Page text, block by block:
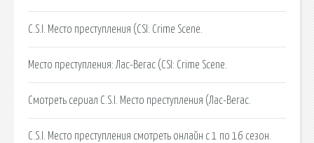
C.S.I. Место преступления (CSI: Crime Scene.
Место преступления: Лас-Вегас (CSI: Crime Scene.
Смотреть сериал C.S.I. Место преступления (Лас-Вегас.
C.S.I. Место преступления смотреть онлайн с 1 по 16 сезон.